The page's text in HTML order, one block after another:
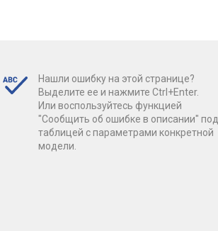
Нашли ошибку на этой странице?
Выделите ее и нажмите Ctrl+Enter.
Или воспользуйтесь функцией
"Сообщить об ошибке в описании" под
таблицей с параметрами конкретной
модели.